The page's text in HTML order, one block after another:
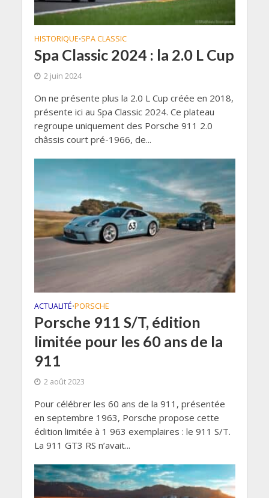
HISTORIQUE•SPA CLASSIC
Spa Classic 2024 : la 2.0 L Cup
2 juin 2024
On ne présente plus la 2.0 L Cup créée en 2018,
présente ici au Spa Classic 2024. Ce plateau
regroupe uniquement des Porsche 911 2.0
châssis court pré-1966, de...
ACTUALITÉ•PORSCHE
Porsche 911 S/T, édition
limitée pour les 60 ans de la
911
2 août 2023
Pour célébrer les 60 ans de la 911, présentée
en septembre 1963, Porsche propose cette
édition limitée à 1 963 exemplaires : le 911 S/T.
La 911 GT3 RS n’avait...